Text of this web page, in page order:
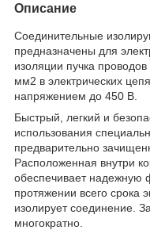
Описание
Соединительные
предназначены для
изоляции пучка
мм2 в электрических
напряжением до 450 В.
Быстрый, легкий и
использования
предварительно
Расположенная внутри
обеспечивает надежную
протяжении всего срока
изолирует соединение.
многократно.